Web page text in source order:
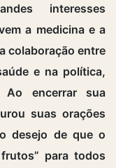
interesses
a medicina e a
colaboração entre
e na política,
Ao encerrar sua
suas orações
desejo de que o
para todos